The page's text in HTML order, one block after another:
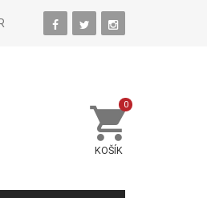
KOŠÍK
0